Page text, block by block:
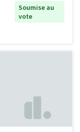
Soumise au
vote